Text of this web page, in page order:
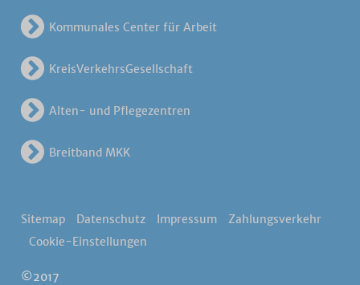
Kommunales Center für Arbeit
KreisVerkehrsGesellschaft
Alten- und Pflegezentren
Breitband MKK
Sitemap Datenschutz Impressum
Zahlungsverkehr
Cookie-Einstellungen
©2017